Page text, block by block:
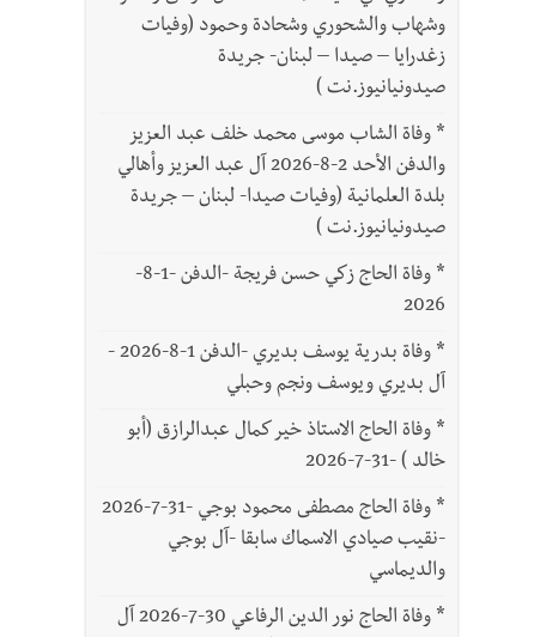
وشهاب والشحوري وشحادة وحمود (وفيات
زغدرايا – صيدا – لبنان- جريدة
صيدونيانيوز.نت )
* وفاة الشاب موسى محمد خلف عبد العزيز
والدفن الأحد 2-8-2026 آل عبد العزيز وأهالي
بلدة العلمانية (وفيات صيدا- لبنان – جريدة
صيدونيانيوز.نت )
*
وفاة الحاج زكي حسن فريجة -الدفن -1-8-
2026
*
وفاة بدرية يوسف بديري -الدفن 1-8-2026 -
آل بديري ويوسف ونجم وحبلي
* وفاة الحاج الاستاذ خير كمال عبدالرازق (أبو
خالد ) -31-7-2026
*
وفاة الحاج مصطفى محمود بوجي -31-7-2026
-نقيب صيادي الاسماك سابقا -آل بوجي
والديماسي
*
وفاة الحاج نور الدين الرفاعي 30-7-2026 آل